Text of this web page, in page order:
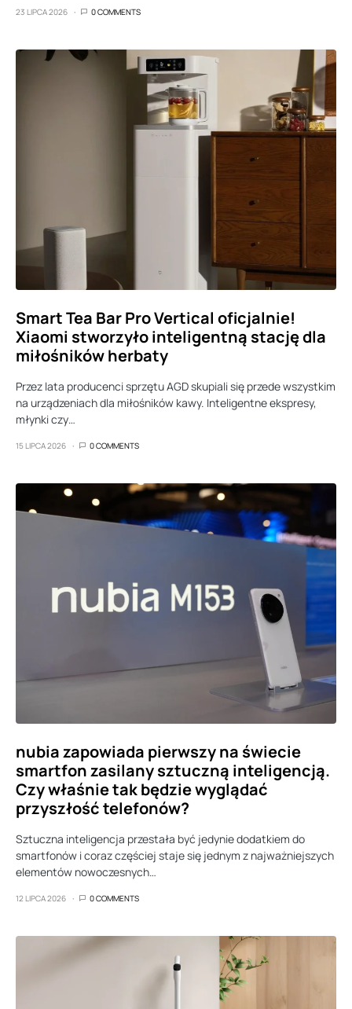
23 LIPCA 2026 0 COMMENTS
Smart Tea Bar Pro Vertical oficjalnie!
Xiaomi stworzyło inteligentną stację dla
miłośników herbaty
Przez lata producenci sprzętu AGD skupiali się przede wszystkim
na urządzeniach dla miłośników kawy. Inteligentne ekspresy,
młynki czy…
15 LIPCA 2026 0 COMMENTS
nubia zapowiada pierwszy na świecie
smartfon zasilany sztuczną inteligencją.
Czy właśnie tak będzie wyglądać
przyszłość telefonów?
Sztuczna inteligencja przestała być jedynie dodatkiem do
smartfonów i coraz częściej staje się jednym z najważniejszych
elementów nowoczesnych…
12 LIPCA 2026 0 COMMENTS